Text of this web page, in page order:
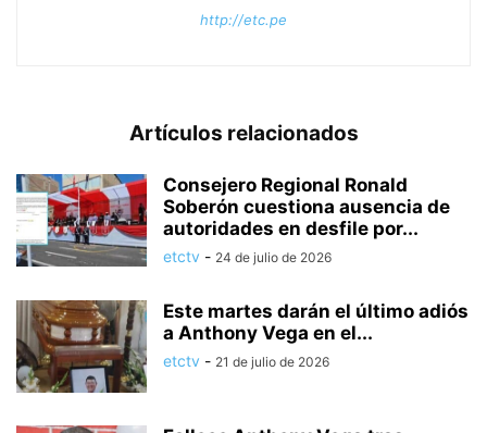
http://etc.pe
Artículos relacionados
Consejero Regional Ronald
Soberón cuestiona ausencia de
autoridades en desfile por...
etctv - 24 de julio de 2026
Este martes darán el último adiós
a Anthony Vega en el...
etctv - 21 de julio de 2026